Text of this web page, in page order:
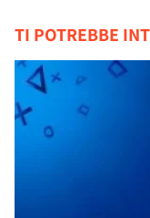
TI POTREBBE